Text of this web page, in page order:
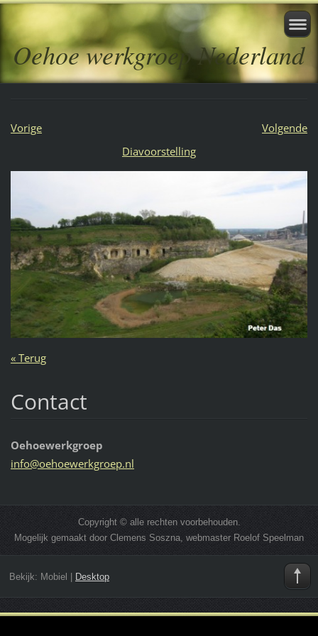
Oehoe werkgroep Nederland
Vorige
Volgende
Diavoorstelling
« Terug
Contact
Oehoewerkgroep
info@oehoewerkgroep.nl
Copyright © alle rechten voorbehouden.
Mogelijk gemaakt door Clemens Soszna, webmaster Roelof Speelman
Bekijk: Mobiel Desktop